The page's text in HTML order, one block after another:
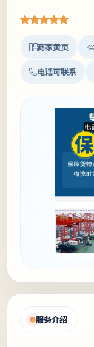
商家黄页
电话可联系
服务介绍